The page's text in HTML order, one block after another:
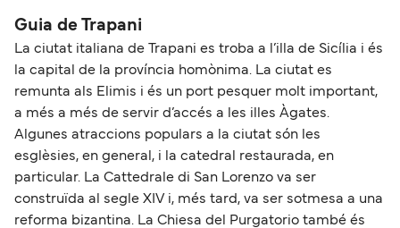
Guia de Trapani
La ciutat italiana de Trapani es troba a l’illa de Sicília i és
la capital de la província homònima. La ciutat es
remunta als Elimis i és un port pesquer molt important,
a més a més de servir d’accés a les illes Àgates.
Algunes atraccions populars a la ciutat són les
esglèsies, en general, i la catedral restaurada, en
particular. La Cattedrale di San Lorenzo va ser
construïda al segle XIV i, més tard, va ser sotmesa a una
reforma bizantina. La Chiesa del Purgatorio també és